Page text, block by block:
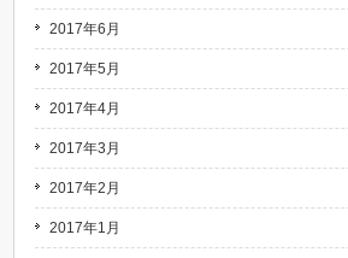
2017年6月
2017年5月
2017年4月
2017年3月
2017年2月
2017年1月